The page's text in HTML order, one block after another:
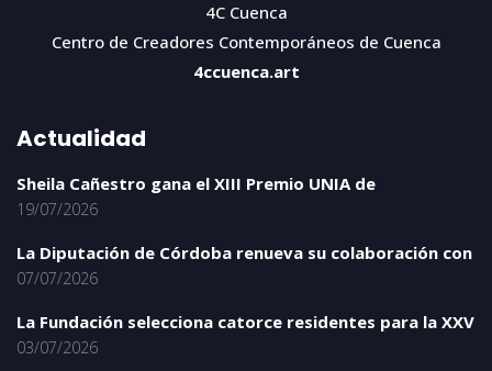
4C Cuenca
Centro de Creadores Contemporáneos de Cuenca
4ccuenca.art
Actualidad
Sheila Cañestro gana el XIII Premio UNIA de
19/07/2026
La Diputación de Córdoba renueva su colaboración con
07/07/2026
La Fundación selecciona catorce residentes para la XXV
03/07/2026